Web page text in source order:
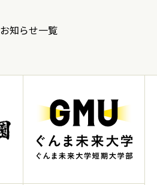
お知らせ一覧